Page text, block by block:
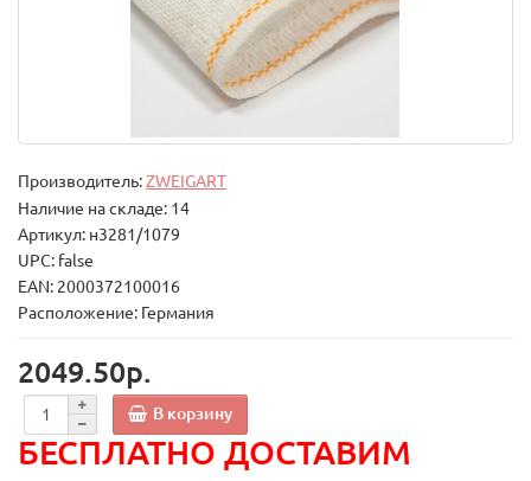
Производитель:ZWEIGART
Наличие на складе: 14
Артикул: н3281/1079
UPC: false
EAN: 2000372100016
Расположение: Германия
2049.50р.
В корзину
БЕСПЛАТНО ДОСТАВИМ